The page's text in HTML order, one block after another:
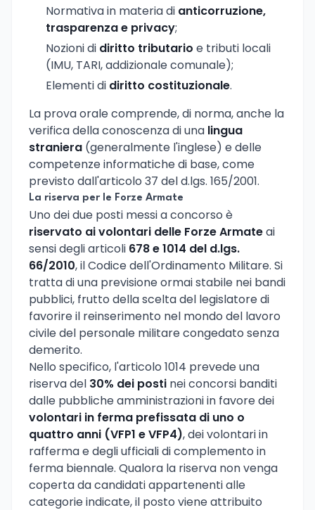
Normativa in materia di anticorruzione,
trasparenza e privacy;
Nozioni di diritto tributario e tributi locali
(IMU, TARI, addizionale comunale);
Elementi di diritto costituzionale.
La prova orale comprende, di norma, anche la
verifica della conoscenza di una lingua
straniera (generalmente l'inglese) e delle
competenze informatiche di base, come
previsto dall'articolo 37 del d.lgs. 165/2001.
La riserva per le Forze Armate
Uno dei due posti messi a concorso è
riservato ai volontari delle Forze Armateai
sensi degli articoli 678 e 1014 del d.lgs.
66/2010, il Codice dell'Ordinamento Militare. Si
tratta di una previsione ormai stabile nei bandi
pubblici, frutto della scelta del legislatore di
favorire il reinserimento nel mondo del lavoro
civile del personale militare congedato senza
demerito.
Nello specifico, l'articolo 1014 prevede una
riserva del 30% dei posti nei concorsi banditi
dalle pubbliche amministrazioni in favore dei
volontari in ferma prefissata di uno o
quattro anni (VFP1 e VFP4), dei volontari in
rafferma e degli ufficiali di complemento in
ferma biennale. Qualora la riserva non venga
coperta da candidati appartenenti alle
categorie indicate, il posto viene attribuito